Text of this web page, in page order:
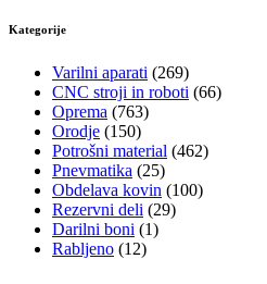
Kategorije
Varilni aparati (269)
CNC stroji in roboti (66)
Oprema (763)
Orodje (150)
Potrošni material (462)
Pnevmatika (25)
Obdelava kovin (100)
Rezervni deli (29)
Darilni boni (1)
Rabljeno (12)